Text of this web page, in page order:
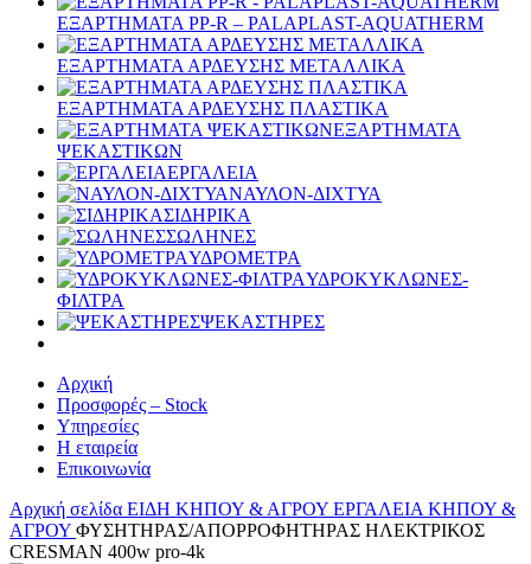
ΕΞΑΡΤΗΜΑΤΑ PP-R – PALAPLAST-AQUATHERM
ΕΞΑΡΤΗΜΑΤΑ ΑΡΔΕΥΣΗΣ ΜΕΤΑΛΛΙΚΑ
ΕΞΑΡΤΗΜΑΤΑ ΑΡΔΕΥΣΗΣ ΠΛΑΣΤΙΚΑ
ΕΞΑΡΤΗΜΑΤΑ
ΨΕΚΑΣΤΙΚΩΝ
ΕΡΓΑΛΕΙΑ
ΝΑΥΛΟΝ-ΔΙΧΤΥΑ
ΣΙΔΗΡΙΚΑ
ΣΩΛΗΝΕΣ
ΥΔΡΟΜΕΤΡΑ
ΥΔΡΟΚΥΚΛΩΝΕΣ-
ΦΙΛΤΡΑ
ΨΕΚΑΣΤΗΡΕΣ
Αρχική
Προσφορές – Stock
Υπηρεσίες
Η εταιρεία
Επικοινωνία
Αρχική σελίδα ΕΙΔΗ ΚΗΠΟΥ & ΑΓΡΟΥ ΕΡΓΑΛΕΙΑ ΚΗΠΟΥ &
ΑΓΡΟΥ ΦΥΣΗΤΗΡΑΣ/ΑΠΟΡΡΟΦΗΤΗΡΑΣ ΗΛΕΚΤΡΙΚΟΣ
CRESMAN 400w pro-4k